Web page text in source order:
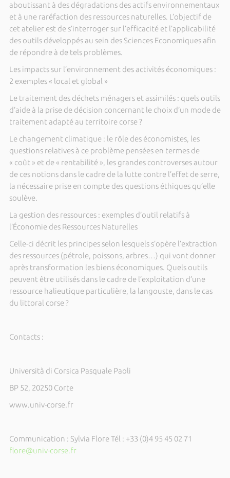
aboutissant à des dégradations des actifs environnementaux
et à une raréfaction des ressources naturelles. L’objectif de
cet atelier est de s’interroger sur l’efficacité et l’applicabilité
des outils développés au sein des Sciences Economiques afin
de répondre à de tels problèmes.
Les impacts sur l’environnement des activités économiques :
2 exemples « local et global »
Le traitement des déchets ménagers et assimilés : quels outils
d’aide à la prise de décision concernant le choix d’un mode de
traitement adapté au territoire corse ?
Le changement climatique : le rôle des économistes, les
questions relatives à ce problème pensées en termes de
« coût » et de « rentabilité », les grandes controverses autour
de ces notions dans le cadre de la lutte contre l’effet de serre,
la nécessaire prise en compte des questions éthiques qu’elle
soulève.
La gestion des ressources : exemples d’outil relatifs à
l’Économie des Ressources Naturelles
Celle-ci décrit les principes selon lesquels s’opère l’extraction
des ressources (pétrole, poissons, arbres…) qui vont donner
après transformation les biens économiques. Quels outils
peuvent être utilisés dans le cadre de l’exploitation d’une
ressource halieutique particulière, la langouste, dans le cas
du littoral corse ?
Contacts :
Università di Corsica Pasquale Paoli
BP 52, 20250 Corte
www.univ-corse.fr
Communication : Sylvia Flore Tél : +33 (0)4 95 45 02 71
flore@univ-corse.fr